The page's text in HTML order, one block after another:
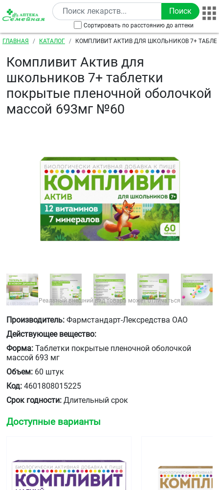
Перейти к основному содержанию
Сортировать по расстоянию до аптеки
Строка навигации
ГЛАВНАЯ КАТАЛОГ
КОМПЛИВИТ АКТИВ ДЛЯ ШКОЛЬНИКОВ 7+
Компливит Актив для
школьников 7+ таблетки
покрытые пленочной оболочкой
массой 693мг №60
Реальный внешний вид товара может отличаться
Производитель: Фармстандарт-Лексредства ОАО
Действующее вещество:
Форма: Таблетки покрытые пленочной оболочкой
массой 693 мг
Объем: 60 штук
Код: 4601808015225
Срок годности: Длительный срок
Доступные варианты